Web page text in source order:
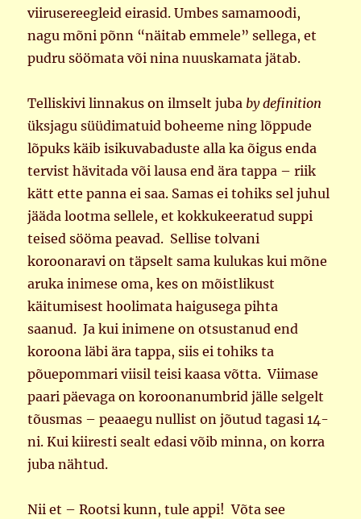
viirusereegleid eirasid. Umbes samamoodi,
nagu mõni põnn “näitab emmele” sellega, et
pudru söömata või nina nuuskamata jätab.
Telliskivi linnakus on ilmselt jubaby definition
üksjagu süüdimatuid boheeme ning lõppude
lõpuks käib isikuvabaduste alla ka õigus enda
tervist hävitada või lausa end ära tappa – riik
kätt ette panna ei saa. Samas ei tohiks sel juhul
jääda lootma sellele, et kokkukeeratud suppi
teised sööma peavad. Sellise tolvani
koroonaravi on täpselt sama kulukas kui mõne
aruka inimese oma, kes on mõistlikust
käitumisest hoolimata haigusega pihta
saanud. Ja kui inimene on otsustanud end
koroona läbi ära tappa, siis ei tohiks ta
põuepommari viisil teisi kaasa võtta. Viimase
paari päevaga on koroonanumbrid jälle selgelt
tõusmas – peaaegu nullist on jõutud tagasi 14-
ni. Kui kiiresti sealt edasi võib minna, on korra
juba nähtud.
Nii et – Rootsi kunn, tule appi! Võta see